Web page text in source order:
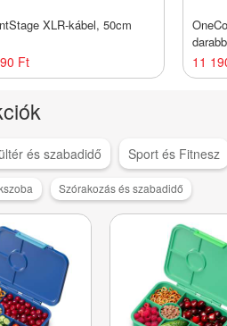
XLR-kábel, 50cm
Ft
mm
11
és szabadidő Sport és Fitnesz
Szórakozás és szabadidő